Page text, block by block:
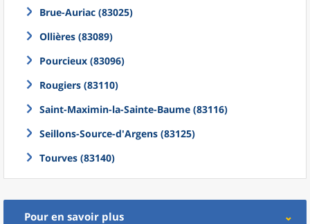
Brue-Auriac (83025)
Ollières (83089)
Pourcieux (83096)
Rougiers (83110)
Saint-Maximin-la-Sainte-Baume (83116)
Seillons-Source-d'Argens (83125)
Tourves (83140)
Pour en savoir plus